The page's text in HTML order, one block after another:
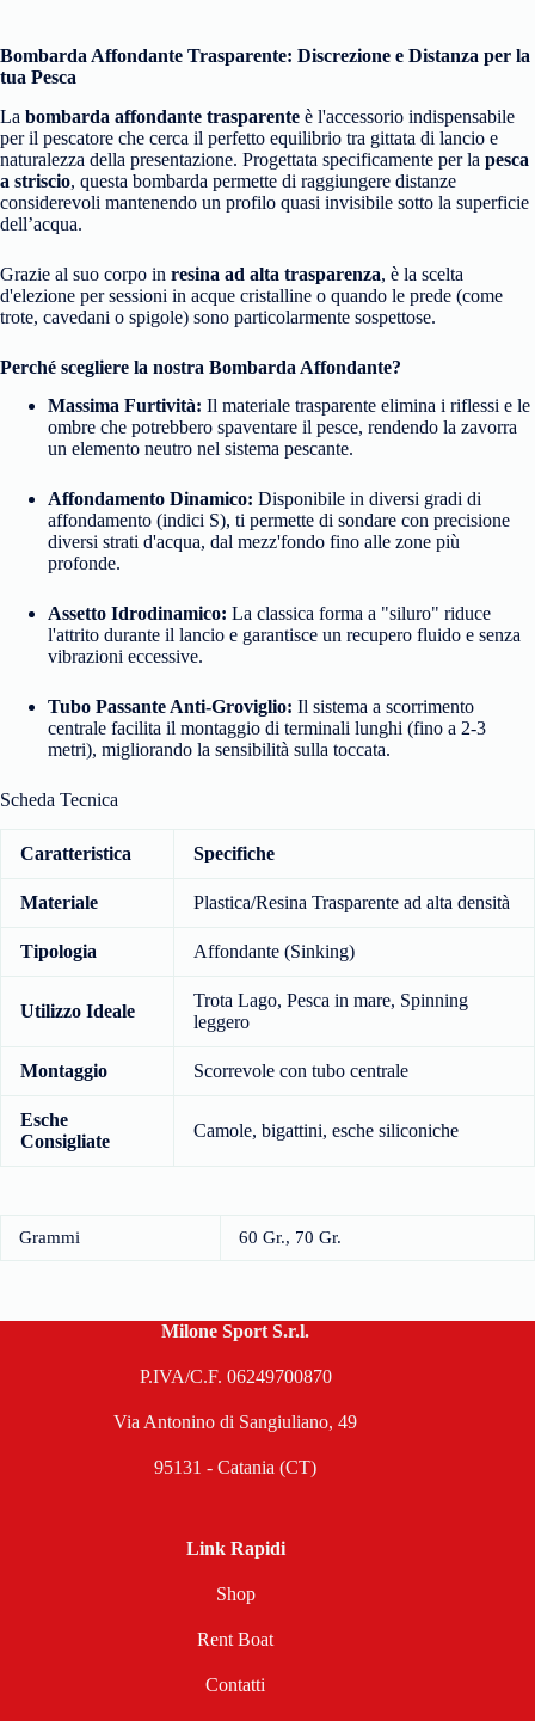
Bombarda Affondante Trasparente: Discrezione e Distanza per la
tua Pesca
La bombarda affondante trasparente è l'accessorio indispensabile
per il pescatore che cerca il perfetto equilibrio tra gittata di lancio e
naturalezza della presentazione. Progettata specificamente per la pesca
a striscio, questa bombarda permette di raggiungere distanze
considerevoli mantenendo un profilo quasi invisibile sotto la superficie
dell’acqua.
Grazie al suo corpo in resina ad alta trasparenza, è la scelta
d'elezione per sessioni in acque cristalline o quando le prede (come
trote, cavedani o spigole) sono particolarmente sospettose.
Perché scegliere la nostra Bombarda Affondante?
Massima Furtività: Il materiale trasparente elimina i riflessi e le
ombre che potrebbero spaventare il pesce, rendendo la zavorra
un elemento neutro nel sistema pescante.
Affondamento Dinamico: Disponibile in diversi gradi di
affondamento (indici S), ti permette di sondare con precisione
diversi strati d'acqua, dal mezz'fondo fino alle zone più
profonde.
Assetto Idrodinamico: La classica forma a "siluro" riduce
l'attrito durante il lancio e garantisce un recupero fluido e senza
vibrazioni eccessive.
Tubo Passante Anti-Groviglio: Il sistema a scorrimento
centrale facilita il montaggio di terminali lunghi (fino a 2-3
metri), migliorando la sensibilità sulla toccata.
Scheda Tecnica
Caratteristica Specifiche
Materiale Plastica/Resina Trasparente ad alta densità
Tipologia Affondante (Sinking)
Utilizzo Ideale
Trota Lago, Pesca in mare, Spinning
leggero
Montaggio Scorrevole con tubo centrale
Esche
Consigliate
Camole, bigattini, esche siliconiche
Grammi 60 Gr., 70 Gr.
Milone Sport S.r.l.
P.IVA/C.F. 06249700870
Via Antonino di Sangiuliano, 49
95131 - Catania (CT)
Link Rapidi
Shop
Rent Boat
Contatti